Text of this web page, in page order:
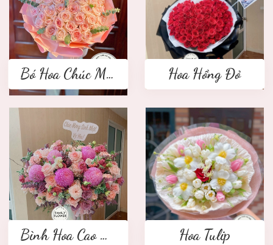
Bó Hoa Chúc Mừng Hoa Hồng Đỏ
Bình Hoa Cao Cấp Hoa Tulip